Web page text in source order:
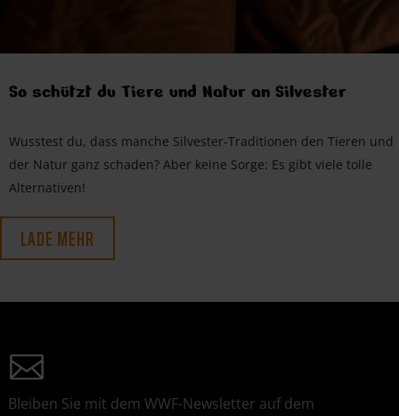
So schützt du Tiere und Natur an Silvester
Wusstest du, dass manche Silvester-Traditionen den Tieren und
der Natur ganz schaden? Aber keine Sorge: Es gibt viele tolle
Alternativen!
LADE MEHR
Bleiben Sie mit dem WWF-Newsletter auf dem